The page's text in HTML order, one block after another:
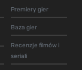
Premiery gier
Baza gier
Recenzje filmów i
seriali